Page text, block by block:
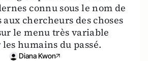
connu sous le nom de
chercheurs des choses
le menu très variable
humains du passé.
Diana Kwon